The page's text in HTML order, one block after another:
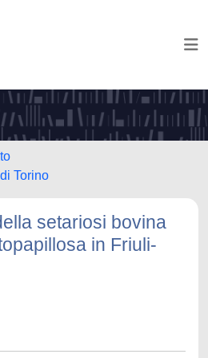
Torino
setariosi bovina
in Friuli-